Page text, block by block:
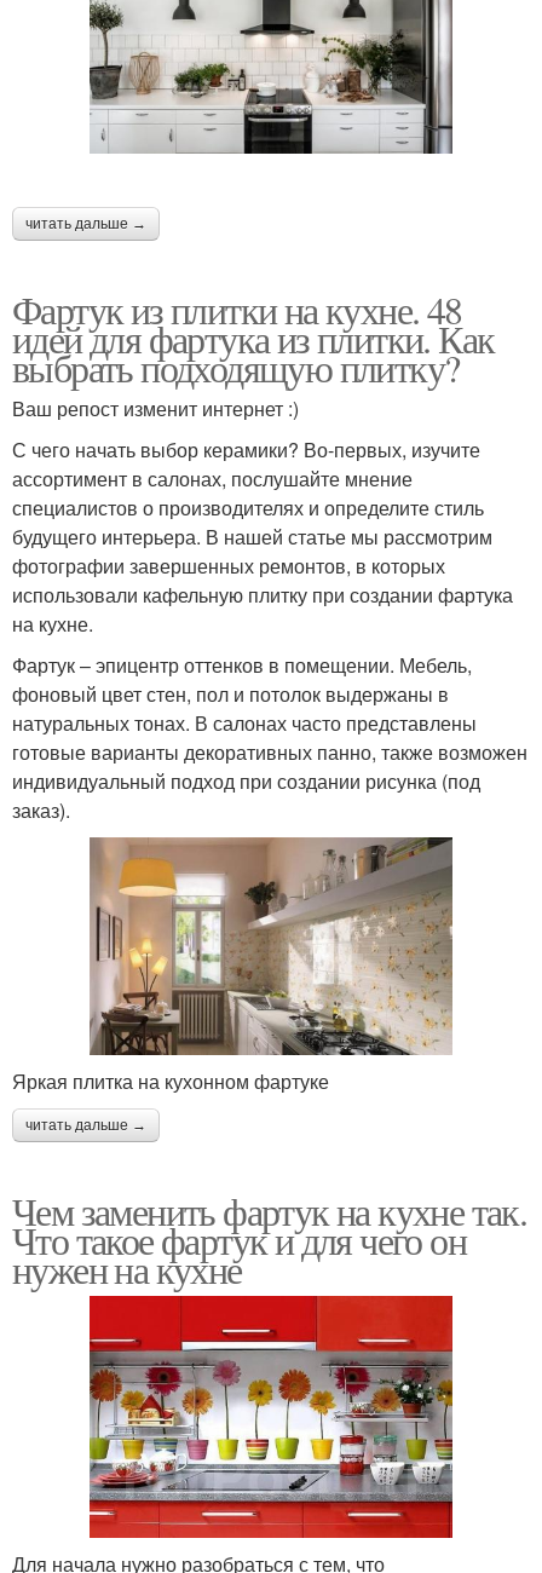
читать дальше →
Фартук из плитки на кухне. 48
идей для фартука из плитки. Как
выбрать подходящую плитку?
Ваш репост изменит интернет :)
С чего начать выбор керамики? Во-первых, изучите
ассортимент в салонах, послушайте мнение
специалистов о производителях и определите стиль
будущего интерьера. В нашей статье мы рассмотрим
фотографии завершенных ремонтов, в которых
использовали кафельную плитку при создании фартука
на кухне.
Фартук – эпицентр оттенков в помещении. Мебель,
фоновый цвет стен, пол и потолок выдержаны в
натуральных тонах. В салонах часто представлены
готовые варианты декоративных панно, также возможен
индивидуальный подход при создании рисунка (под
заказ).
Яркая плитка на кухонном фартуке
читать дальше →
Чем заменить фартук на кухне так.
Что такое фартук и для чего он
нужен на кухне
Для начала нужно разобраться с тем, что